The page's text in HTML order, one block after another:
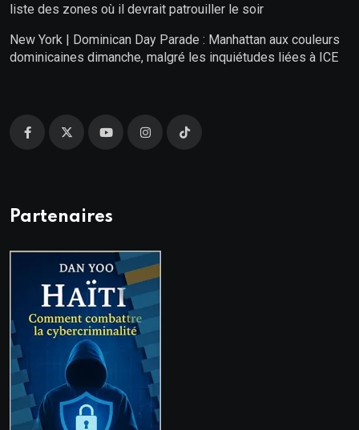
liste des zones où il devrait patrouiller le soir
New York | Dominican Day Parade : Manhattan aux couleurs
dominicaines dimanche, malgré les inquiétudes liées à ICE
Partenaires